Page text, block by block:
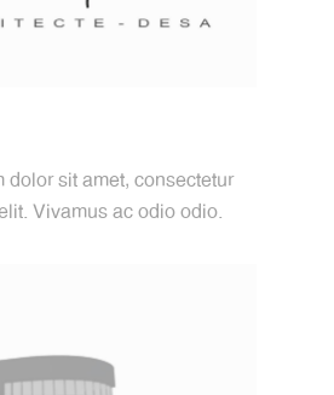
dolor sit amet, consectetur
Vivamus ac odio odio.